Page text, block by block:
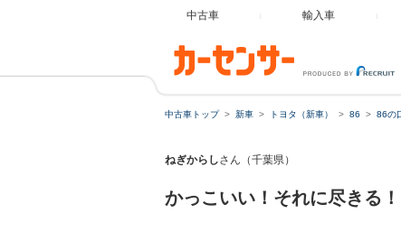
中古車 輸入車
中古車トップ 新車 トヨタ（新車） 86 86の
ねぎからしさん（千葉県）
かっこいい！それに尽きる！